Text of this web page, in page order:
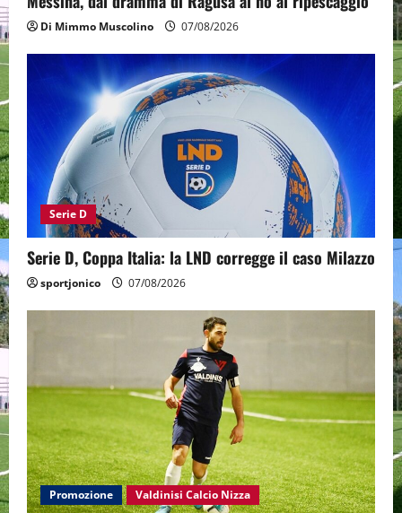
Di Mimmo Muscolino 07/08/2026
Serie D
Serie D, Coppa Italia: la LND corregge il caso Milazzo
sportjonico 07/08/2026
Promozione Valdinisi Calcio Nizza